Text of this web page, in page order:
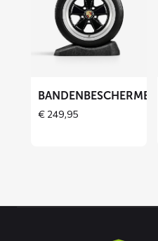
Bandenbeschermers
BANDENBESCHERMERS
€ 249,95